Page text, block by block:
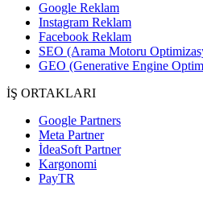
Google Reklam
Instagram Reklam
Facebook Reklam
SEO (Arama Motoru
GEO (Generative Engine
İŞ ORTAKLARI
Google Partners
Meta Partner
İdeaSoft Partner
Kargonomi
PayTR